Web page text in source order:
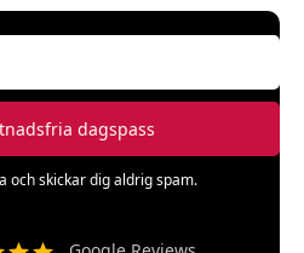
och skickar dig aldrig spam.